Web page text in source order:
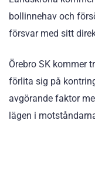
bollinnehav och
försvar med sitt
Örebro SK kommer
förlita sig på
avgörande faktor
lägen i